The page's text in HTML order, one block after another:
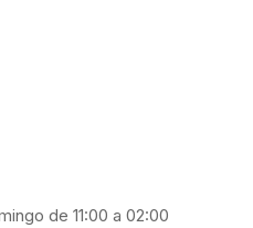
de 11:00 a 02:00